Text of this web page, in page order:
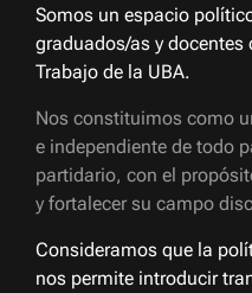
Somos un espacio
graduados/as y docentes
Trabajo de la UBA.
Nos constituimos como
e independiente de todo
partidario, con el
y fortalecer su campo
Consideramos que la
nos permite introducir